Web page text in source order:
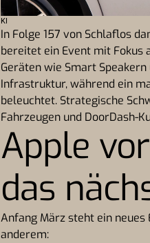
KI
In Folge 157 von Schlaflos
bereitet ein Event mit Fokus
Geräten wie Smart
Infrastruktur, während ein
beleuchtet. Strategische
Fahrzeugen und DoorDash-
Apple
das
Anfang März steht ein neues
anderem: